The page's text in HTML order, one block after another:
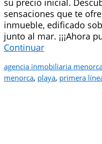
su precio inicial.
sensaciones que te
inmueble, edificado
junto al mar. ¡¡¡Ahora
Continuar
agencia inmobiliaria
menorca, playa, primera